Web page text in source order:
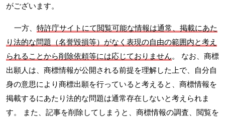
がございます。
一方、 特許庁サイトにて閲覧可能な情報は通常、掲載にあた
り法的な問題（名誉毀損等）がなく表現の自由の範囲内と考え
られることから削除依頼等には応じておりません。 なお、商標
出願人は、商標情報が公開される前提を理解した上で、自分自
身の意思により商標出願を行っていると考えると、商標情報を
掲載するにあたり法的な問題は通常存在しないと考えられま
す。 また、記事を削除してしまうと、商標情報の調査、閲覧を